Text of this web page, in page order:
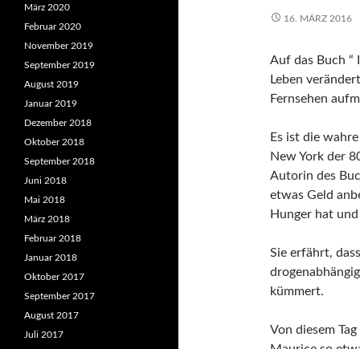
16. MÄRZ 2016
Auf das Buch “
Leben
Fernsehen
Es ist die
New York der
Autorin des
etwas Geld
Hunger hat
Sie erfährt,
kümmert.
Von diesem
März 2020
Februar 2020
November 2019
September 2019
August 2019
Januar 2019
Dezember 2018
Oktober 2018
September 2018
Juni 2018
Mai 2018
März 2018
Februar 2018
Januar 2018
Oktober 2017
September 2017
August 2017
Juli 2017